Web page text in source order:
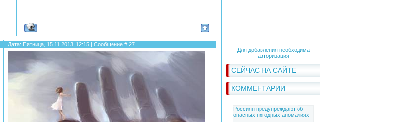
Для добавления необходима
авторизация
СЕЙЧАС НА САЙТЕ
КОММЕНТАРИИ
Россиян предупреждают об
опасных погодных аномалиях
Дата: Пятница, 15.11.2013, 12:15 | Сообщение # 27